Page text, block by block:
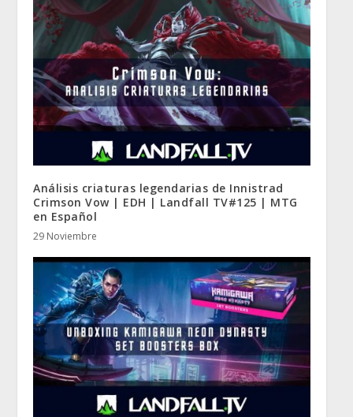
Análisis criaturas legendarias de Innistrad
Crimson Vow | EDH | Landfall TV#125 | MTG
en Español
29 Noviembre